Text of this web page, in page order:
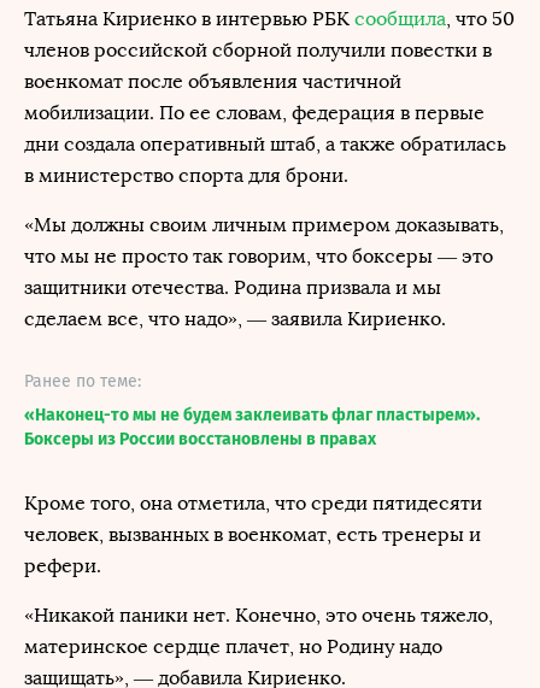
Татьяна Кириенко в интервью РБК сообщила, что 50
членов российской сборной получили повестки в
военкомат после объявления частичной
мобилизации. По ее словам, федерация в первые
дни создала оперативный штаб, а также обратилась
в министерство спорта для брони.
«Мы должны своим личным примером доказывать,
что мы не просто так говорим, что боксеры — это
защитники отечества. Родина призвала и мы
сделаем все, что надо», — заявила Кириенко.
Ранее по теме:
«Наконец-то мы не будем заклеивать флаг пластырем».
Боксеры из России восстановлены в правах
Кроме того, она отметила, что среди пятидесяти
человек, вызванных в военкомат, есть тренеры и
рефери.
«Никакой паники нет. Конечно, это очень тяжело,
материнское сердце плачет, но Родину надо
защищать», — добавила Кириенко.